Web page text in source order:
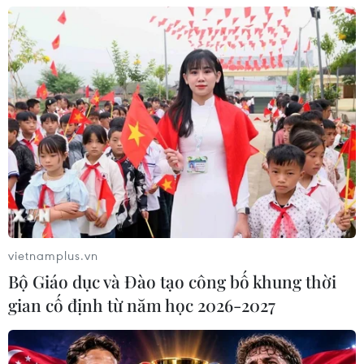
số, tạo động lực phát triển kinh tế số
07/08/2026 07:17
"Doanh nghiệp phải là lực lượng
nòng cốt phát triển công nghệ chiến
lược"
07/08/2026 07:09
Meta bồi thường gần 600 triệu USD
vì gây tổn hại sức khỏe tâm thần trẻ
07/08/2026 04:28
Mỹ áp thuế 15% đối với nguyên liệu
vietnamplus.vn
Bộ Giáo dục và Đào tạo công bố khung thời
gian cố định từ năm học 2026-2027